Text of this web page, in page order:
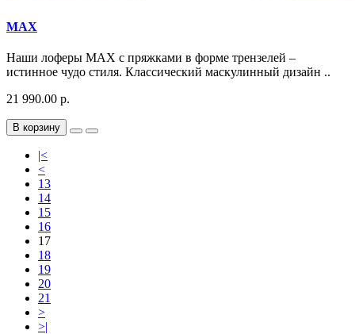
MAX
Наши лоферы MAX с пряжками в форме трензелей –
истинное чудо стиля. Классический маскулинный дизайн ..
21 990.00 р.
В корзину
|<
<
13
14
15
16
17
18
19
20
21
>
>|